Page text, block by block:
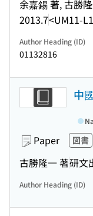
余嘉錫 著, 古勝
2013.7<UM11-
Author Heading (ID)
01132816
中
Paper 図書
古勝隆一 著研文
Author Heading (ID)